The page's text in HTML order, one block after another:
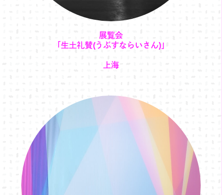
展覧会
「生土礼賛(うぶすならいさん)」
上海